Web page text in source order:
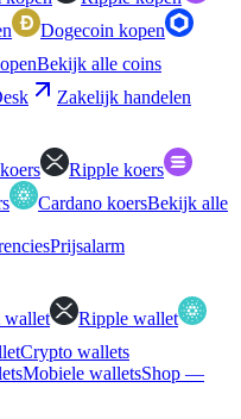
Dogecoin kopen
Bekijk alle coins
Zakelijk handelen
Ripple koers
Cardano koersBekijk alle
Prijsalarm
wallet
Ripple wallet
Crypto wallets
Mobiele walletsShop —